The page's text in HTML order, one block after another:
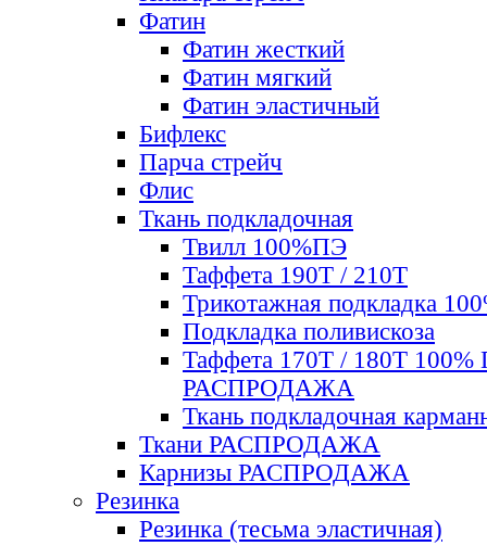
Фатин
Фатин жесткий
Фатин мягкий
Фатин элаcтичный
Бифлекс
Парча стрейч
Флис
Ткань подкладочная
Твилл 100%ПЭ
Таффета 190Т / 210Т
Трикотажная подкладка
Подкладка поливискоза
Таффета 170Т / 180Т 100%
РАСПРОДАЖА
Ткань подкладочная
Ткани РАСПРОДАЖА
Карнизы РАСПРОДАЖА
Резинка
Резинка (тесьма эластичная)